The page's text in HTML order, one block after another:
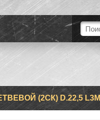
(2СК) D.22,5 L3М